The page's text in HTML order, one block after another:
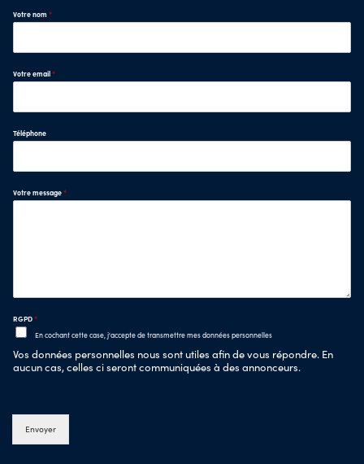
Votre nom *
Votre email*
Téléphone
Votre message*
RGPD*
En cochant cette case, j'accepte de transmettre mes données personnelles
Vos données personnelles nous sont utiles afin de vous répondre. En
aucun cas, celles ci seront communiquées à des annonceurs.
Envoyer